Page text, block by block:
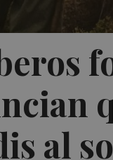
al